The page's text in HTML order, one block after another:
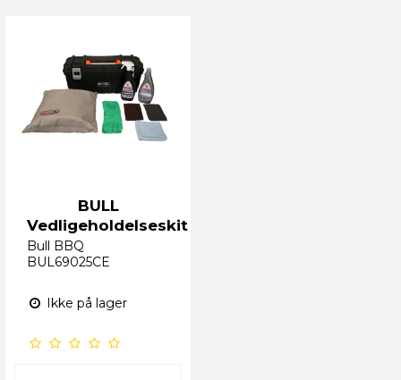
BULL
Vedligeholdelseskit
Bull BBQ
BUL69025CE
Ikke på lager